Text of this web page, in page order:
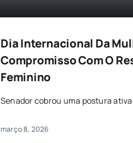
Dia Internacional Da
Compromisso Com O
Feminino
Senador cobrou uma postura
março 8, 2026